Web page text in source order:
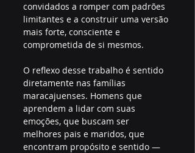
convidados a romper com padrões
limitantes e a construir uma versão
mais forte, consciente e
comprometida de si mesmos.
O reflexo desse trabalho é sentido
diretamente nas famílias
maracajuenses. Homens que
aprendem a lidar com suas
emoções, que buscam ser
melhores pais e maridos, que
encontram propósito e sentido —